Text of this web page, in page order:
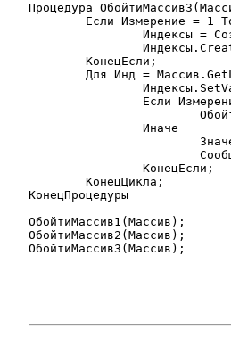
Процедура
КонецПроцедуры
ОбойтиМассив1(Массив);
ОбойтиМассив2(Массив);
ОбойтиМассив3(Массив);